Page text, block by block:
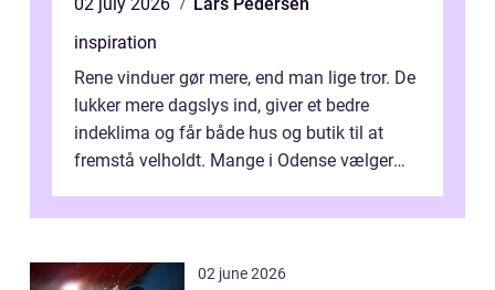
inspiration
Rene vinduer gør mere, end man lige tror. De
lukker mere dagslys ind, giver et bedre
indeklima og får både hus og butik til at
fremstå velholdt. Mange i Odense vælger
02 june 2026